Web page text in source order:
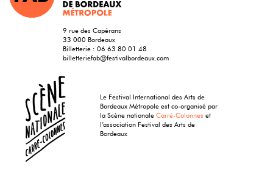
9 rue des Capérans
33 000 Bordeaux
Billetterie : 06 63 80 01 48
billetteriefab@festivalbordeaux.com
Le Festival International des Arts de
Bordeaux Métropole est co-organisé par
la Scène nationaleCarré-Colonnes et
l’association Festival des Arts de
Bordeaux